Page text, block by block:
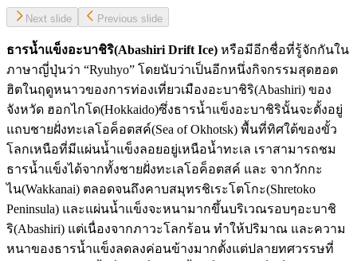
Next slide Previous slide
ธารน้ำแข็งอะบาชิริ(Abashiri Drift Ice) หรือมีอีกชื่อที่รู้จักกันใน
ภาษาญี่ปุ่นว่า “Ryuhyo” โดยนับว่าเป็นอีกหนึ่งกิจกรรมสุดฮอต
ฮิตในฤดูหนาวของการท่องเที่ยวเมืองอะบาชิริ(Abashiri) ของ
จังหวัด ฮอกไกโด(Hokkaido)ซึ่งธารน้ำแข็งอะบาชิรินั้นจะตั้งอยู่
แถบชายฝั่งทะเลโอค็อตสค์(Sea of Okhotsk) พื้นที่ทิศใต้ของขั้ว
โลกเหนือที่มีแผ่นน้ำแข็งลอยอยู่เหนือน้ำทะเล เราสามารถชม
ธารน้ำแข็งได้จากทั้งชายฝั่งทะเลโอค็อตสค์ และ จากวักกะ
ไน(Wakkanai) ตลอดจนถึงคาบสมุทรชิเระโตโกะ(Shretoko
Peninsula) และแผ่นน้ำแข็งจะหนามากขึ้นบริเวณรอบๆอะบาชิ
ริ(Abashiri) แต่เนื่องจากภาวะโลกร้อน ทำให้ปริมาณ และความ
หนาของธารน้ำแข็งลดลงค่อนข้างมากตั้งแต่ปลายทศวรรษที่